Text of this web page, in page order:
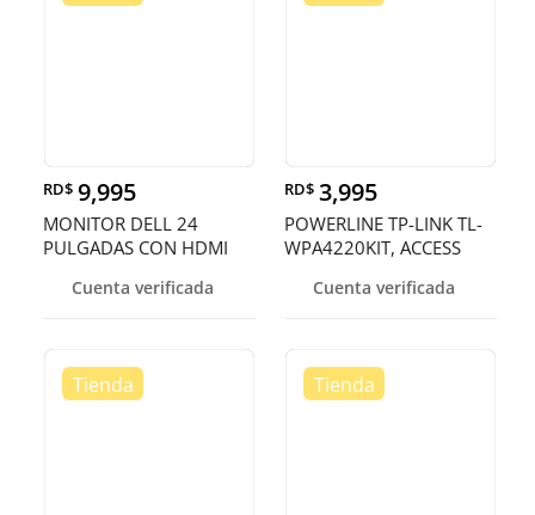
RD$ 9,995
MONITOR DELL 24
PULGADAS CON HDMI
Cuenta verificada
RD$ 3,995
POWERLINE TP-LINK TL-
WPA4220KIT, ACCESS
2.4GHZ/300MBPS, 2
Cuenta verificada